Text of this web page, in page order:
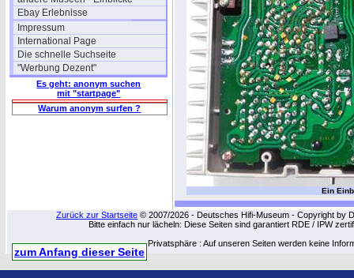
Ebay Erlebnisse
Impressum
International Page
Die schnelle Suchseite
"Werbung Dezent"
Es geht: anonym suchen
mit "startpage"
Warum anonym surfen ?
Ein
Zurück zur Startseite © 2007/2026 - Deutsches Hifi-Museum - Copyright by
Bitte einfach nur lächeln: Diese Seiten sind garantiert RDE / IPW
Privatsphäre : Auf unseren Seiten werden keine
zum Anfang dieser Seite